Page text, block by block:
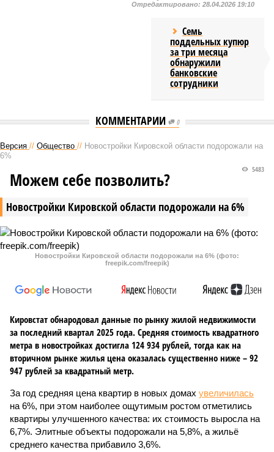
Отредактировано: 28.04.2026 19:10
Семь
поддельных купюр
за три месяца
обнаружили
банковские
сотрудники
КОММЕНТАРИИ 0
Версия // Общество // Новостройки Кировской области подорожали на
6%
Новостройки Кировской области подорожали на 6%
5483
Можем себе позволить?
Новостройки Кировской области подорожали на 6% (фото:
freepik.com/freepik)
Кировстат обнародовал данные по рынку жилой недвижимости
за последний квартал 2025 года. Средняя стоимость квадратного
метра в новостройках достигла 124 934 рублей, тогда как на
вторичном рынке жилья цена оказалась существенно ниже – 92
947 рублей за квадратный метр.
За год средняя цена квартир в новых домах увеличилась
на 6%, при этом наиболее ощутимым ростом отметились
квартиры улучшенного качества: их стоимость выросла на
6,7%. Элитные объекты подорожали на 5,8%, а жильё
среднего качества прибавило 3,6%.